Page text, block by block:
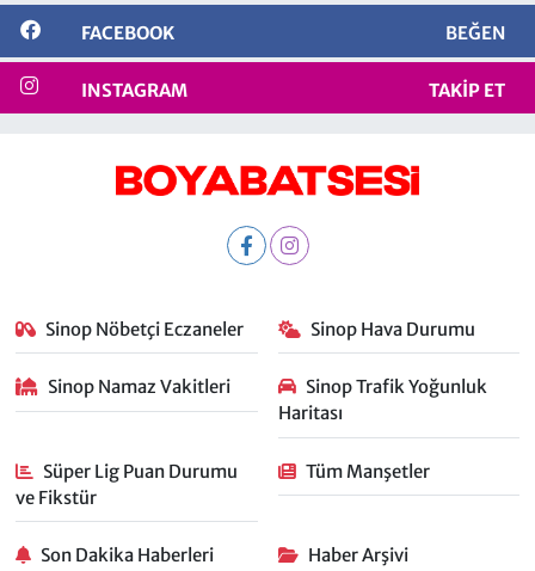
FACEBOOK BEĞEN
INSTAGRAM TAKIP ET
Sinop Nöbetçi Eczaneler Sinop Hava Durumu
Sinop Namaz Vakitleri
Sinop Trafik Yoğunluk
Haritası
Süper Lig Puan Durumu
ve Fikstür
Tüm Manşetler
Son Dakika Haberleri Haber Arşivi